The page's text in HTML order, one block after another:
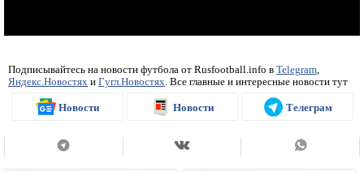
Подписывайтесь на новости футбола от Rusfootball.info в Telegram
Яндекс.Новостях и Гугл.Новостях . Все главные и интересные новости тут
Новости Новости Телеграм